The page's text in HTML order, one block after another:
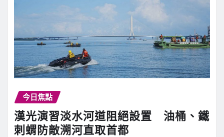
今日焦點
漢光演習淡水河道阻絕設置 油桶、鐵
刺蝟防敵溯河直取首都